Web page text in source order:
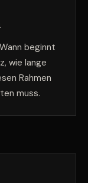
beginnt
wie lange
Rahmen
muss.